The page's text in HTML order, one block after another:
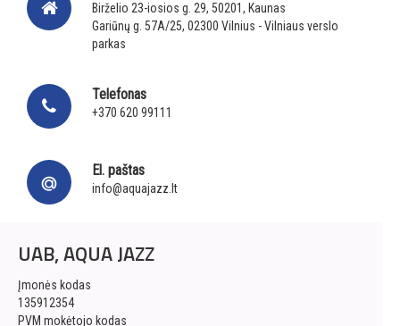
Birželio 23-iosios g. 29, 50201, Kaunas
Gariūnų g. 57A/25, 02300 Vilnius - Vilniaus verslo
parkas
Telefonas
+370 620 99111
El. paštas
info@aquajazz.lt
UAB, AQUA JAZZ
Įmonės kodas
135912354
PVM mokėtojo kodas